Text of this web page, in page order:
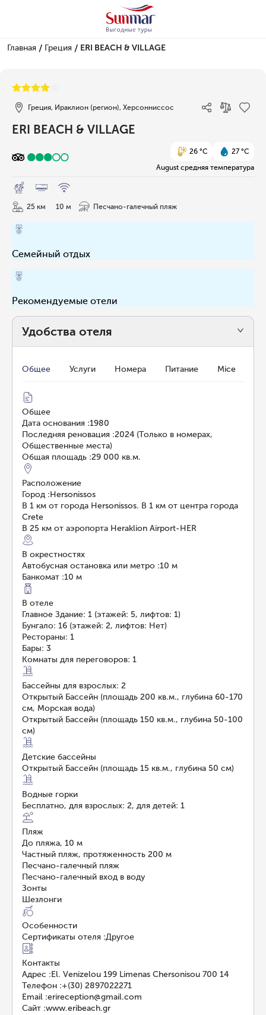
Главная / Греция / ERI BEACH & VILLAGE
Греция, Ираклион (регион), Херсонниссос
ERI BEACH & VILLAGE
26 °C
27 °C
August средняя температура
25 км 10 м Песчано-галечный пляж
Семейный отдых
Рекомендуемые отели
Удобства отеля
Общее Услуги Номера Питание Mice
Общее
Дата основания :1980
Последняя реновация :2024 (Только в номерах,
Общественные места)
Общая площадь :29 000 кв.м.
Расположение
Город :Hersonissos
В 1 км от города Hersonissos. В 1 км от центра города
Crete
В 25 км от аэропорта Heraklion Airport-HER
В окрестностях
Автобусная остановка или метро :10 м
Банкомат :10 м
В отеле
Главное Здание: 1 (этажей: 5, лифтов: 1)
Бунгало: 16 (этажей: 2, лифтов: Нет)
Рестораны: 1
Бары: 3
Комнаты для переговоров: 1
Бассейны для взрослых: 2
Открытый Бассейн (площадь 200 кв.м., глубина 60-170
см, Морская вода)
Открытый Бассейн (площадь 150 кв.м., глубина 50-100
см)
Детские бассейны
Открытый Бассейн (площадь 15 кв.м., глубина 50 см)
Водные горки
Бесплатно, для взрослых: 2, для детей: 1
Пляж
До пляжа, 10 м
Частный пляж, протяженность 200 м
Песчано-галечный пляж
Песчано-галечный вход в воду
Зонты
Шезлонги
Особенности
Сертификаты отеля :Другое
Контакты
Адрес :El. Venizelou 199 Limenas Chersonisou 700 14
Телефон :+(30) 2897022271
Email :erireception@gmail.com
Сайт :www.eribeach.gr